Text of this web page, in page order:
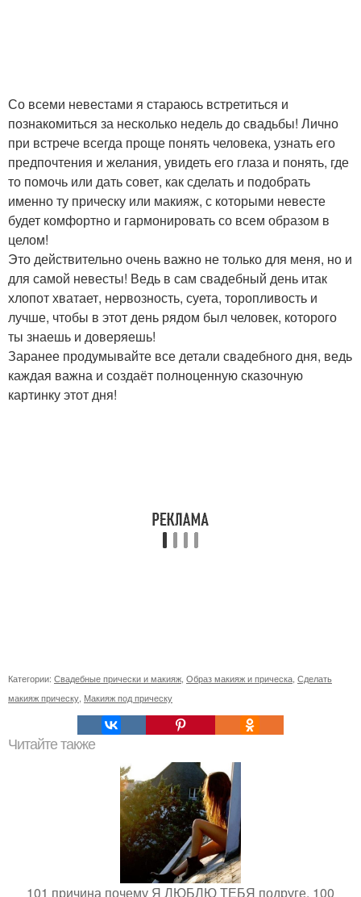
Со всеми невестами я стараюсь встретиться и
познакомиться за несколько недель до свадьбы! Лично
при встрече всегда проще понять человека, узнать его
предпочтения и желания, увидеть его глаза и понять, где
то помочь или дать совет, как сделать и подобрать
именно ту прическу или макияж, с которыми невесте
будет комфортно и гармонировать со всем образом в
целом!
Это действительно очень важно не только для меня, но и
для самой невесты! Ведь в сам свадебный день итак
хлопот хватает, нервозность, суета, торопливость и
лучше, чтобы в этот день рядом был человек, которого
ты знаешь и доверяешь!
Заранее продумывайте все детали свадебного дня, ведь
каждая важна и создаёт полноценную сказочную
картинку этот дня!
Категории: Свадебные прически и макияж Образ макияж и прическа Сделать
макияж прическу Макияж под прическу
Читайте также
101 причина почему Я ЛЮБЛЮ ТЕБЯ подруге. 100